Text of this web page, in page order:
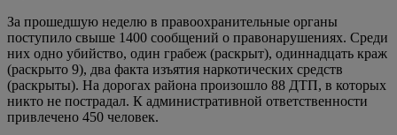
За прошедшую неделю в правоохранительные органы
поступило свыше 1400 сообщений о правонарушениях. Среди
них одно убийство, один грабеж (раскрыт), одиннадцать краж
(раскрыто 9), два факта изъятия наркотических средств
(раскрыты). На дорогах района произошло 88 ДТП, в которых
никто не пострадал. К административной ответственности
привлечено 450 человек.